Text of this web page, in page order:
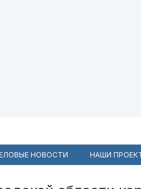
НОВОСТИ НАШИ